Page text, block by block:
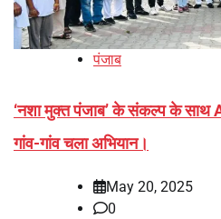
पंजाब
‘नशा मुक्त पंजाब’ के संकल्प के साथ
गांव-गांव चला अभियान।
May 20, 2025
0